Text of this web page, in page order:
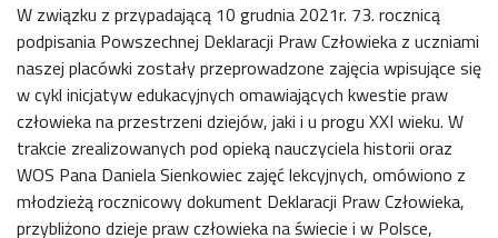
W związku z przypadającą 10 grudnia 2021r. 73. rocznicą
podpisania Powszechnej Deklaracji Praw Człowieka z uczniami
naszej placówki zostały przeprowadzone zajęcia wpisujące się
w cykl inicjatyw edukacyjnych omawiających kwestie praw
człowieka na przestrzeni dziejów, jaki i u progu XXI wieku. W
trakcie zrealizowanych pod opieką nauczyciela historii oraz
WOS Pana Daniela Sienkowiec zajęć lekcyjnych, omówiono z
młodzieżą rocznicowy dokument Deklaracji Praw Człowieka,
przybliżono dzieje praw człowieka na świecie i w Polsce,